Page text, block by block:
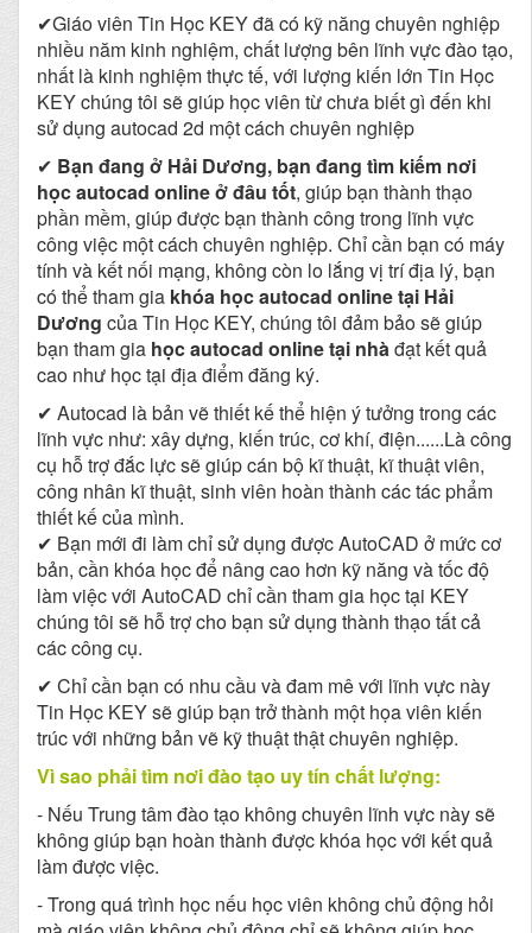
✔Giáo viên Tin Học KEY đã có kỹ năng chuyên nghiệp
nhiều năm kinh nghiệm, chất lượng bên lĩnh vực đào tạo,
nhất là kinh nghiệm thực tế, với lượng kiến lớn Tin Học
KEY chúng tôi sẽ giúp học viên từ chưa biết gì đến khi
sử dụng autocad 2d một cách chuyên nghiệp
✔ Bạn đang ở Hải Dương, bạn đang tìm kiếm nơi
học autocad online ở đâu tốt, giúp bạn thành thạo
phần mềm, giúp được bạn thành công trong lĩnh vực
công việc một cách chuyên nghiệp. Chỉ cần bạn có máy
tính và kết nối mạng, không còn lo lắng vị trí địa lý, bạn
có thể tham gia khóa học autocad online tại Hải
Dương của Tin Học KEY, chúng tôi đảm bảo sẽ giúp
bạn tham gia học autocad online tại nhàđạt kết quả
cao như học tại địa điểm đăng ký.
✔ Autocad là bản vẽ thiết kế thể hiện ý tưởng trong các
lĩnh vực như: xây dựng, kiến trúc, cơ khí, điện......Là công
cụ hỗ trợ đắc lực sẽ giúp cán bộ kĩ thuật, kĩ thuật viên,
công nhân kĩ thuật, sinh viên hoàn thành các tác phẩm
thiết kế của mình.
✔ Bạn mới đi làm chỉ sử dụng được AutoCAD ở mức cơ
bản, cần khóa học để nâng cao hơn kỹ năng và tốc độ
làm việc với AutoCAD chỉ cần tham gia học tại KEY
chúng tôi sẽ hỗ trợ cho bạn sử dụng thành thạo tất cả
các công cụ.
✔ Chỉ cần bạn có nhu cầu và đam mê với lĩnh vực này
Tin Học KEY sẽ giúp bạn trở thành một họa viên kiến
trúc với những bản vẽ kỹ thuật thật chuyên nghiệp.
Vì sao phải tìm nơi đào tạo uy tín chất lượng:
- Nếu Trung tâm đào tạo không chuyên lĩnh vực này sẽ
không giúp bạn hoàn thành được khóa học với kết quả
làm được việc.
- Trong quá trình học nếu học viên không chủ động hỏi